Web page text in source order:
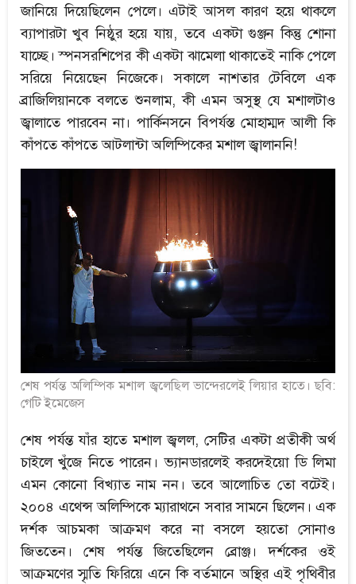
জানিয়ে দিয়েছিলেন পেলে। এটাই আসল কারণ হয়ে থাকলে
ব্যাপারটা খুব নিষ্ঠুর হয়ে যায়, তবে একটা গুঞ্জন কিন্তু শোনা
যাচ্ছে। স্পনসরশিপের কী একটা ঝামেলা থাকাতেই নাকি পেলে
সরিয়ে নিয়েছেন নিজেকে। সকালে নাশতার টেবিলে এক
ব্রাজিলিয়ানকে বলতে শুনলাম, কী এমন অসুস্থ যে মশালটাও
জ্বালাতে পারবেন না। পার্কিনসনে বিপর্যস্ত মোহাম্মদ আলী কি
কাঁপতে কাঁপতে আটলান্টা অলিম্পিকের মশাল জ্বালাননি!
শেষ পর্যন্ত অলিম্পিক মশাল জ্বলেছিল ভান্দেরলেই লিয়ার হাতে। ছবি:
গেটি ইমেজেস
শেষ পর্যন্ত যাঁর হাতে মশাল জ্বলল, সেটির একটা প্রতীকী অর্থ
চাইলে খুঁজে নিতে পারেন। ভ্যানডারলেই করদেইয়ো ডি লিমা
এমন কোনো বিখ্যাত নাম নন। তবে আলোচিত তো বটেই।
২০০৪ এথেন্স অলিম্পিকে ম্যারাথনে সবার সামনে ছিলেন। এক
দর্শক আচমকা আক্রমণ করে না বসলে হয়তো সোনাও
জিততেন। শেষ পর্যন্ত জিতেছিলেন ব্রোঞ্জ। দর্শকের ওই
আক্রমণের স্মৃতি ফিরিয়ে এনে কি বর্তমানে অস্থির এই পৃথিবীর